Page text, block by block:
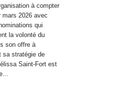
à compter
mars 2026 avec
qui
la volonté du
son offre à
sa stratégie de
Saint-Fort est